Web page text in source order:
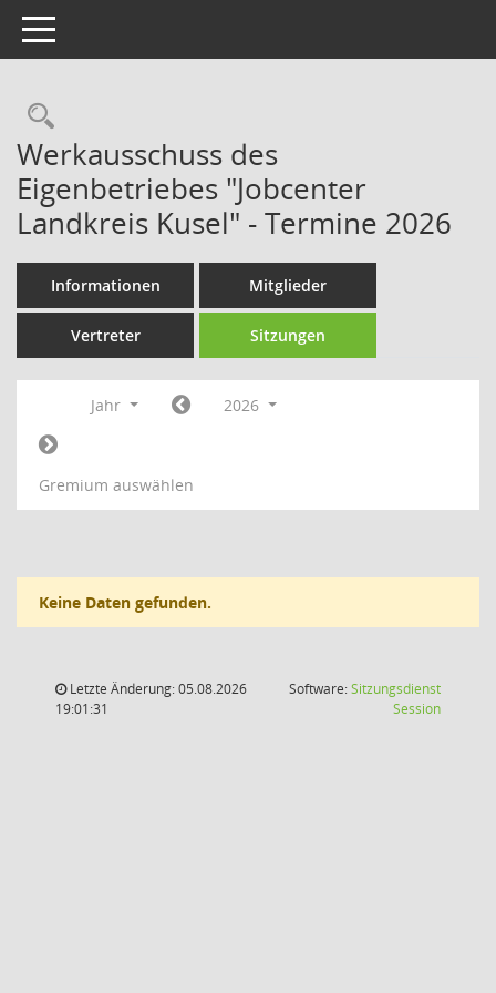
Toggle navigation
Rechercheauswahl
Werkausschuss des
Eigenbetriebes "Jobcenter
Landkreis Kusel" - Termine 2026
Informationen Mitglieder
Vertreter Sitzungen
Jahr 2026
Gremium auswählen
Keine Daten gefunden.
Letzte Änderung: 05.08.2026
19:01:31
Software:Sitzungsdienst
Session(Wird in